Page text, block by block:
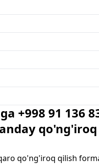
+998 91 136
qo'ng'iroq qilish